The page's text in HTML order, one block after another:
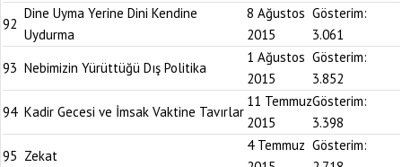
92
Dine Uyma Yerine Dini Kendine
Uydurma
8 Ağustos
2015
Gösterim:
3.061
93 Nebimizin Yürüttüğü Dış Politika
1 Ağustos
2015
Gösterim:
3.852
94 Kadir Gecesi ve İmsak Vaktine Tavırlar
11 Temmuz
2015
Gösterim:
3.398
95 Zekat
4 Temmuz Gösterim: